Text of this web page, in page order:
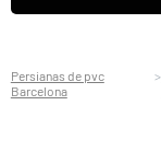
Persianas de pvc
Barcelona